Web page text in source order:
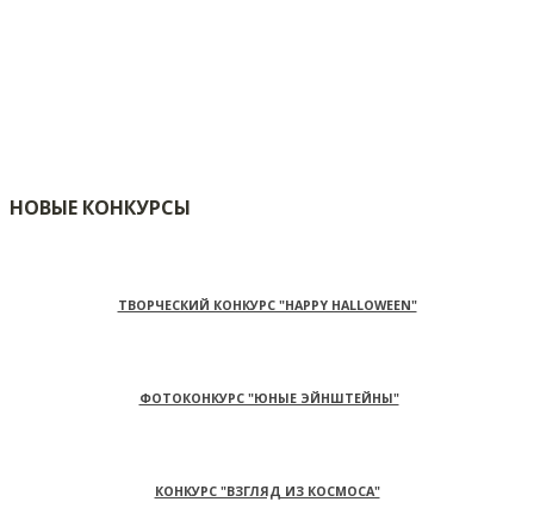
НОВЫЕ КОНКУРСЫ
ТВОРЧЕСКИЙ КОНКУРС "HAPPY HALLOWEEN"
ФОТОКОНКУРС "ЮНЫЕ ЭЙНШТЕЙНЫ"
КОНКУРС "ВЗГЛЯД ИЗ КОСМОСА"